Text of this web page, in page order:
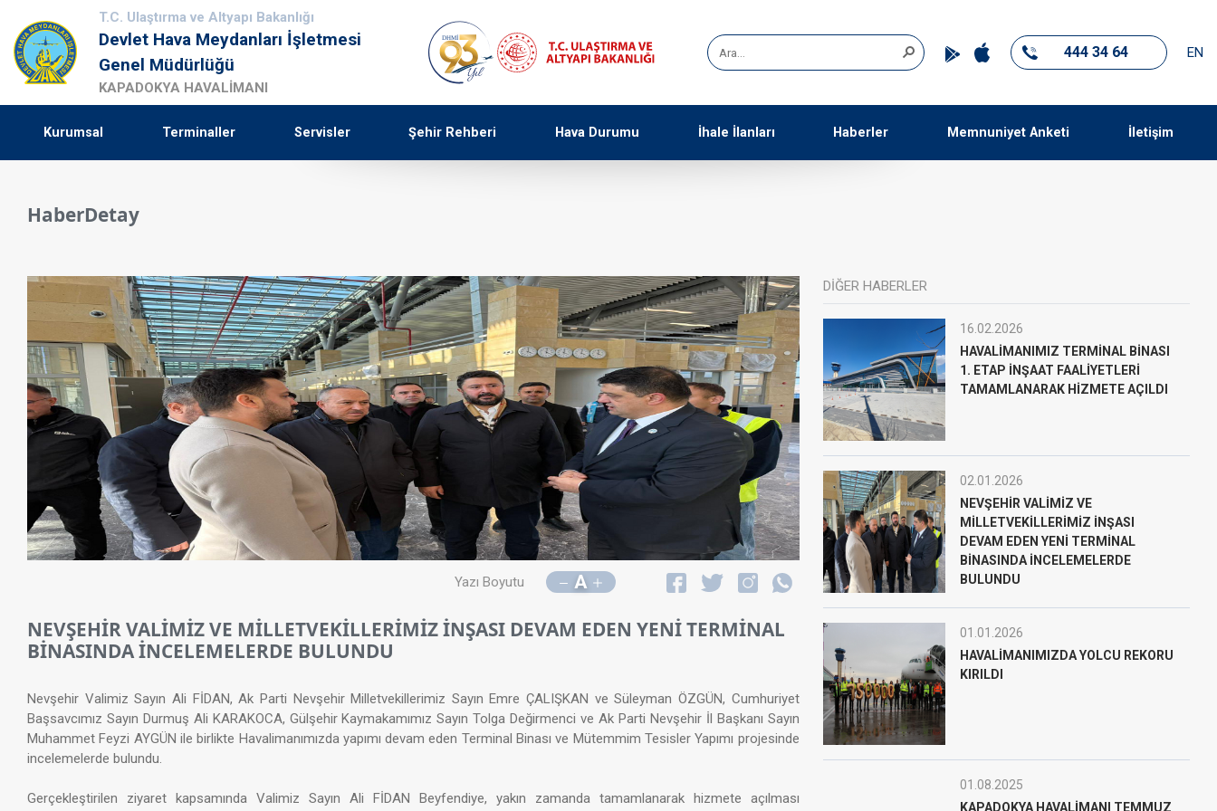
T.C. Ulaştırma ve Altyapı Bakanlığı
Devlet Hava Meydanları İşletmesi
Genel Müdürlüğü
KAPADOKYA HAVALİMANI
444 34 64 EN
Kurumsal Terminaller Servisler Şehir Rehberi Hava Durumu İhale İlanları Haberler Memnuniyet Anketi İletişim
HaberDetay
Yazı Boyutu A
NEVŞEHİR VALİMİZ VE MİLLETVEKİLLERİMİZ İNŞASI DEVAM EDEN YENİ TERMİNAL
BİNASINDA İNCELEMELERDE BULUNDU
Nevşehir Valimiz Sayın Ali FİDAN, Ak Parti Nevşehir Milletvekillerimiz Sayın Emre ÇALIŞKAN ve Süleyman ÖZGÜN, Cumhuriyet
Başsavcımız Sayın Durmuş Ali KARAKOCA, Gülşehir Kaymakamımız Sayın Tolga Değirmenci ve Ak Parti Nevşehir İl Başkanı Sayın
Muhammet Feyzi AYGÜN ile birlikte Havalimanımızda yapımı devam eden Terminal Binası ve Mütemmim Tesisler Yapımı projesinde
incelemelerde bulundu.
Gerçekleştirilen ziyaret kapsamında Valimiz Sayın Ali FİDAN Beyfendiye, yakın zamanda tamamlanarak hizmete açılması
DİĞER HABERLER
16.02.2026
HAVALİMANIMIZ TERMİNAL BİNASI
1. ETAP İNŞAAT FAALİYETLERİ
TAMAMLANARAK HİZMETE AÇILDI
02.01.2026
NEVŞEHİR VALİMİZ VE
MİLLETVEKİLLERİMİZ İNŞASI
DEVAM EDEN YENİ TERMİNAL
BİNASINDA İNCELEMELERDE
BULUNDU
01.01.2026
HAVALİMANIMIZDA YOLCU REKORU
KIRILDI
01.08.2025
KAPADOKYA HAVALİMANI TEMMUZ